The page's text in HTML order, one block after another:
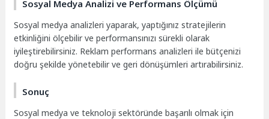
Sosyal Medya Analizi ve Performans Ölçümü
Sosyal medya analizleri yaparak, yaptığınız stratejilerin
etkinliğini ölçebilir ve performansınızı sürekli olarak
iyileştirebilirsiniz. Reklam performans analizleri ile bütçenizi
doğru şekilde yönetebilir ve geri dönüşümleri artırabilirsiniz.
Sonuç
Sosyal medya ve teknoloji sektöründe başarılı olmak için